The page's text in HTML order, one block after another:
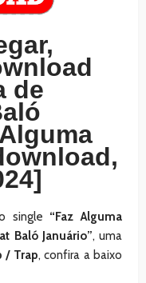
de
single “Faz Alguma
Baló Januário”, uma
/ Trap, confira a baixo